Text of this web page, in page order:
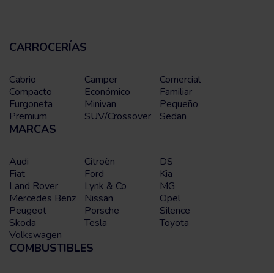
CARROCERÍAS
Cabrio Camper
Comercial
Compacto
Económico
Familiar
Furgoneta
Minivan
Pequeño
Premium
SUV/Crossover Sedan
MARCAS
Audi Citroën
DS
Fiat
Ford
Kia
Land Rover
Lynk & Co
MG
Mercedes Benz
Nissan
Opel
Peugeot
Porsche
Silence
Skoda
Tesla
Toyota
Volkswagen
COMBUSTIBLES